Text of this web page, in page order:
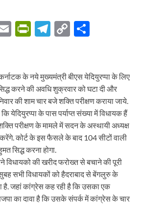
E
P
Fr
ie
n
dl
y
T
gr
a
m
C
y
Li
n
k
e
के नये मुख्यमंत्री बीएस येदियुरप्पा के लिए
करने की अवधि शुक्रवार को घटा दी और
की शाम चार बजे शक्ति परीक्षण कराया जाये.
येदियुरप्पा के पास पर्याप्त संख्या में विधायक हैं
परीक्षण के मामले में सदन के अस्थायी अध्यक्ष
कोर्ट के इस फैसले के बाद 104 सीटों वाली
सिद्ध करना होगा.
की खरीद फरोख्त से बचाने की पूरी
सभी विधायकों को हैदराबाद से बेंगलुरु के
है. जहां कांग्रेस कह रही है कि उसका एक
का दावा है कि उसके संपर्क में कांग्रेस के चार